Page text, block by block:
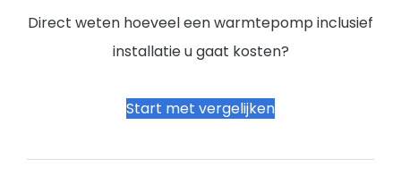
Direct weten hoeveel een warmtepomp inclusief
installatie u gaat kosten?
Start met vergelijken